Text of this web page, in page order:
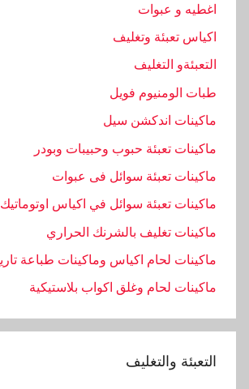
اغطيه و عبوات
اكياس تعبئة وتغليف
التعبئةو التغليف
طبات الومنيوم فويل
ماكينات اندكشن سيل
ماكينات تعبئة حبوب وحبيبات وبودر
ماكينات تعبئة سوائل فى عبوات
ماكينات تعبئة سوائل في اكياس اوتوماتيك
ماكينات تغليف بالشرنك الحراري
ماكينات لحام اكياس وماكينات طباعة
ماكينات لحام وغلق اكواب بلاستيكية
التعبئة والتغليف